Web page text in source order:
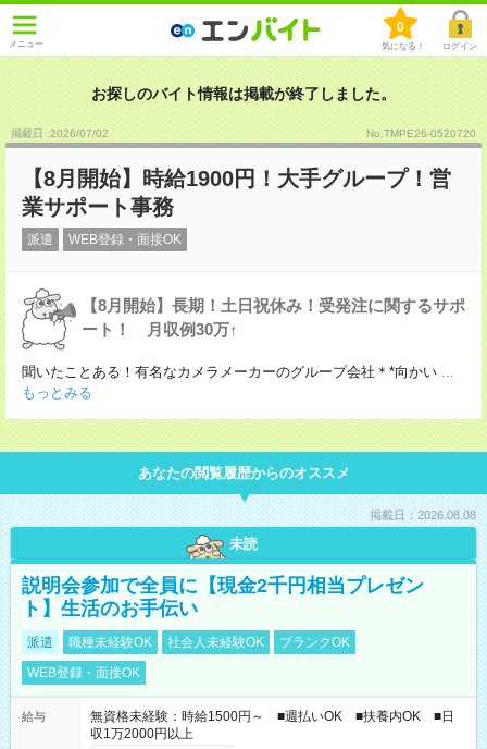
メニュー
0
気になる！ ログイン
お探しのバイト情報は掲載が終了しました。
掲載日 :2026/07/02 No.TMPE26-0520720
【8月開始】時給1900円！大手グループ！営
業サポート事務
派遣 WEB登録・面接OK
【8月開始】長期！土日祝休み！受発注に関するサポ
ート！ 月収例30万↑
聞いたことある！有名なカメラメーカーのグループ会社＊*向かい ...
もっとみる
あなたの閲覧履歴からのオススメ
掲載日：2026.08.08
未読
説明会参加で全員に【現金2千円相当プレゼン
ト】生活のお手伝い
派遣 職種未経験OK 社会人未経験OK
ブランクOK
WEB登録・面接OK
給与
無資格未経験：時給1500円～ ■週払いOK ■扶養内OK ■日
収1万2000円以上